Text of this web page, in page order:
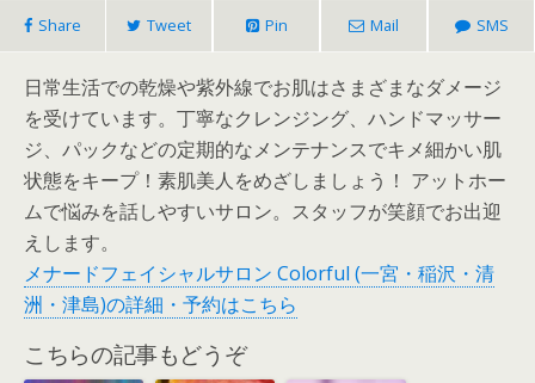
Share Tweet Pin Mail SMS
日常生活での乾燥や紫外線でお肌はさまざまなダメージ
を受けています。丁寧なクレンジング、ハンドマッサー
ジ、パックなどの定期的なメンテナンスでキメ細かい肌
状態をキープ！素肌美人をめざしましょう！ アットホー
ムで悩みを話しやすいサロン。スタッフが笑顔でお出迎
えします。
メナードフェイシャルサロン Colorful (一宮・稲沢・清
洲・津島)の詳細・予約はこちら
こちらの記事もどうぞ